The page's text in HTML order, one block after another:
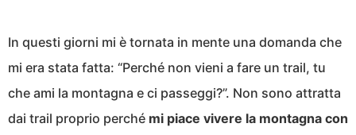
In questi giorni mi è tornata in mente una domanda che
mi era stata fatta: “Perché non vieni a fare un trail, tu
che ami la montagna e ci passeggi?”. Non sono attratta
dai trail proprio perché mi piace vivere la montagna con